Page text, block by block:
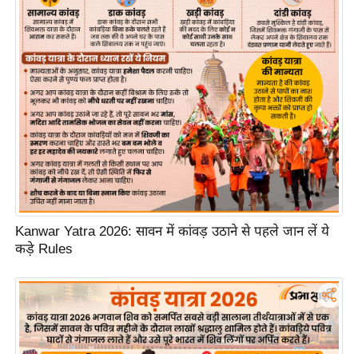
म
नो
रं
ज
न
ज
ग
त
बॉ
ली
वु
ड
हॉ
ली
वु
ड
Kanwar Yatra 2026: सावन में कांवड़ उठाने से पहले जान लें ये
कड़े Rules